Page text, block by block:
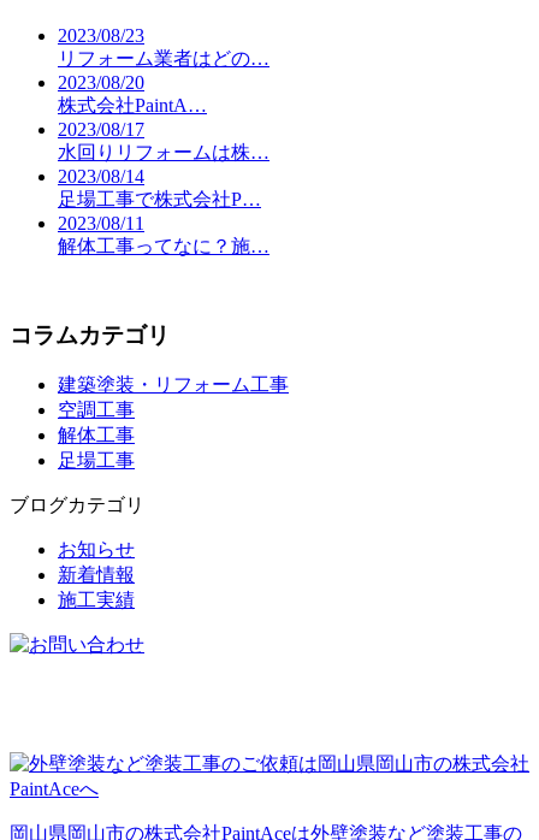
2023/08/23
リフォーム業者はどの…
2023/08/20
株式会社PaintA…
2023/08/17
水回りリフォームは株…
2023/08/14
足場工事で株式会社P…
2023/08/11
解体工事ってなに？施…
コラムカテゴリ
建築塗装・リフォーム工事
空調工事
解体工事
足場工事
ブログカテゴリ
お知らせ
新着情報
施工実績
岡山県岡山市の株式会社PaintAceは外壁塗装など塗装工事の